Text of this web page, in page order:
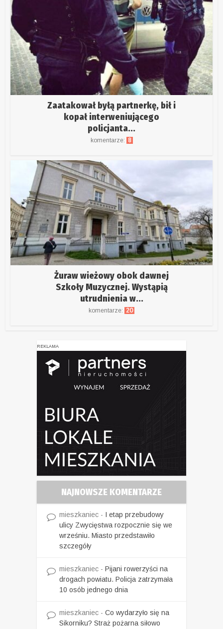
Zaatakował byłą partnerkę, bił i
kopał interweniującego
policjanta...
komentarze: 8
Żuraw wieżowy obok dawnej
Szkoły Muzycznej. Wystąpią
utrudnienia w...
komentarze: 20
REKLAMA
NAJNOWSZE KOMENTARZE
mieszkaniec - I etap przebudowy
ulicy Zwycięstwa rozpocznie się we
wrześniu. Miasto przedstawiło
szczegóły
mieszkaniec - Pijani rowerzyści na
drogach powiatu. Policja zatrzymała
10 osób jednego dnia
mieszkaniec - Co wydarzyło się na
Sikorniku? Straż pożarna siłowo